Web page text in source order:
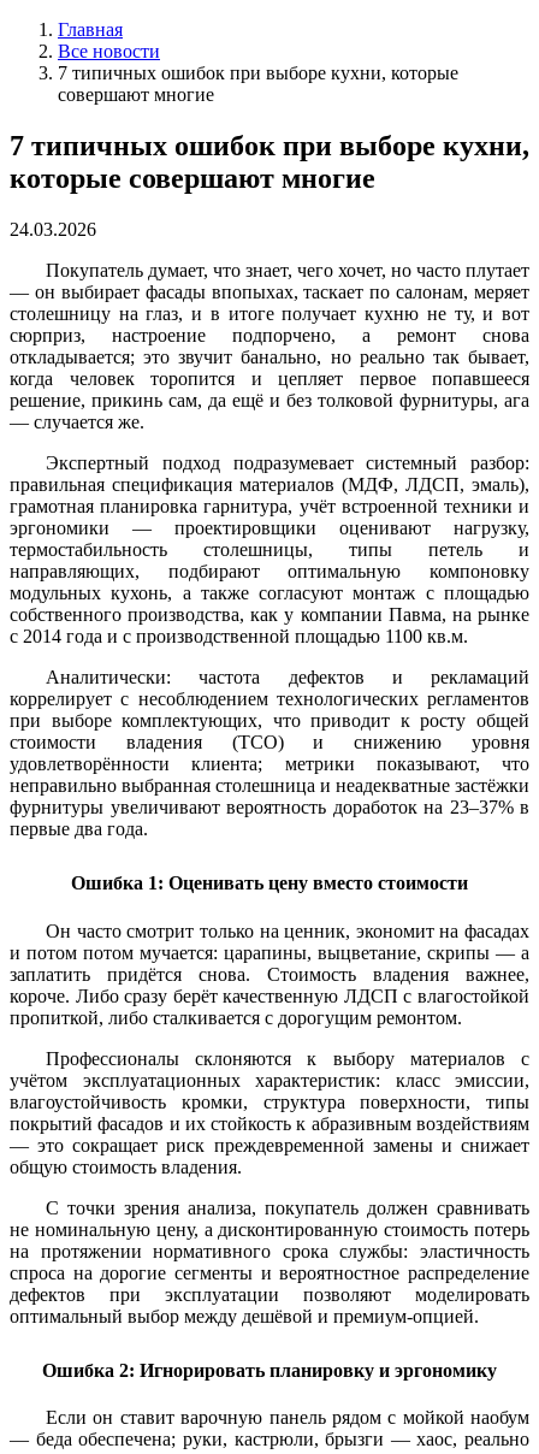
Главная
Все новости
7 типичных ошибок при выборе кухни, которые
совершают многие
7 типичных ошибок при выборе кухни,
которые совершают многие
24.03.2026
Покупатель думает, что знает, чего хочет, но часто плутает
— он выбирает фасады впопыхах, таскает по салонам, меряет
столешницу на глаз, и в итоге получает кухню не ту, и вот
сюрприз, настроение подпорчено, а ремонт снова
откладывается; это звучит банально, но реально так бывает,
когда человек торопится и цепляет первое попавшееся
решение, прикинь сам, да ещё и без толковой фурнитуры, ага
— случается же.
Экспертный подход подразумевает системный разбор:
правильная спецификация материалов (МДФ, ЛДСП, эмаль),
грамотная планировка гарнитура, учёт встроенной техники и
эргономики — проектировщики оценивают нагрузку,
термостабильность столешницы, типы петель и
направляющих, подбирают оптимальную компоновку
модульных кухонь, а также согласуют монтаж с площадью
собственного производства, как у компании Павма, на рынке
с 2014 года и с производственной площадью 1100 кв.м.
Аналитически: частота дефектов и рекламаций
коррелирует с несоблюдением технологических регламентов
при выборе комплектующих, что приводит к росту общей
стоимости владения (TCO) и снижению уровня
удовлетворённости клиента; метрики показывают, что
неправильно выбранная столешница и неадекватные застёжки
фурнитуры увеличивают вероятность доработок на 23–37% в
первые два года.
Ошибка 1: Оценивать цену вместо стоимости
Он часто смотрит только на ценник, экономит на фасадах
и потом потом мучается: царапины, выцветание, скрипы — а
заплатить придётся снова. Стоимость владения важнее,
короче. Либо сразу берёт качественную ЛДСП с влагостойкой
пропиткой, либо сталкивается с дорогущим ремонтом.
Профессионалы склоняются к выбору материалов с
учётом эксплуатационных характеристик: класс эмиссии,
влагоустойчивость кромки, структура поверхности, типы
покрытий фасадов и их стойкость к абразивным воздействиям
— это сокращает риск преждевременной замены и снижает
общую стоимость владения.
С точки зрения анализа, покупатель должен сравнивать
не номинальную цену, а дисконтированную стоимость потерь
на протяжении нормативного срока службы: эластичность
спроса на дорогие сегменты и вероятностное распределение
дефектов при эксплуатации позволяют моделировать
оптимальный выбор между дешёвой и премиум-опцией.
Ошибка 2: Игнорировать планировку и эргономику
Если он ставит варочную панель рядом с мойкой наобум
— беда обеспечена; руки, кастрюли, брызги — хаос, реально